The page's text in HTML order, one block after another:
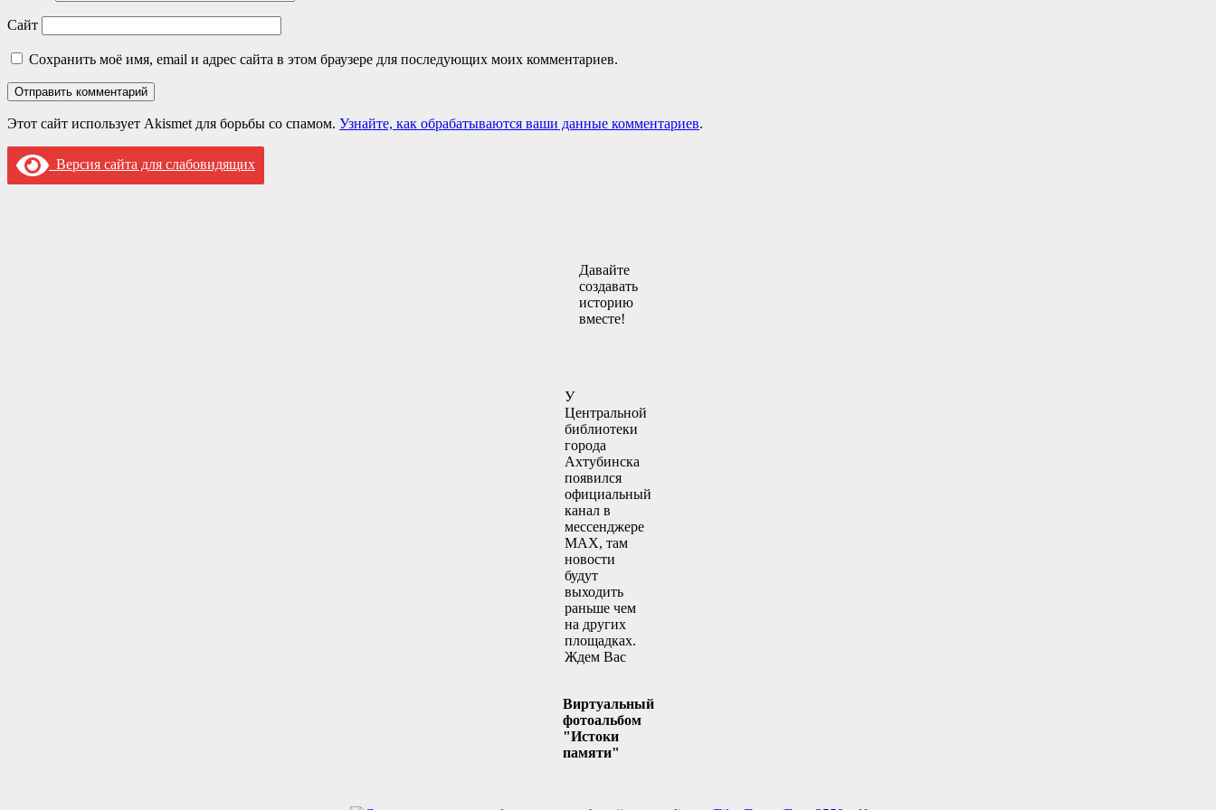
Сайт
Сохранить моё имя, email и адрес сайта в этом браузере для последующих моих комментариев.
Этот сайт использует Akismet для борьбы со спамом. Узнайте, как обрабатываются ваши данные комментариев.
Версия сайта для слабовидящих
Давайте
создавать
историю
вместе!
У
Центральной
библиотеки
города
Ахтубинска
появился
официальный
канал в
мессенджере
MAX, там
новости
будут
выходить
раньше чем
на других
площадках.
Ждем Вас
Виртуальный
фотоальбом
"Истоки
памяти"